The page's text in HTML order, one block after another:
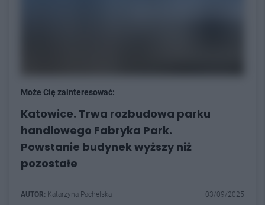
Może Cię zainteresować:
Katowice. Trwa rozbudowa parku
handlowego Fabryka Park.
Powstanie budynek wyższy niż
pozostałe
AUTOR: Katarzyna Pachelska 03/09/2025